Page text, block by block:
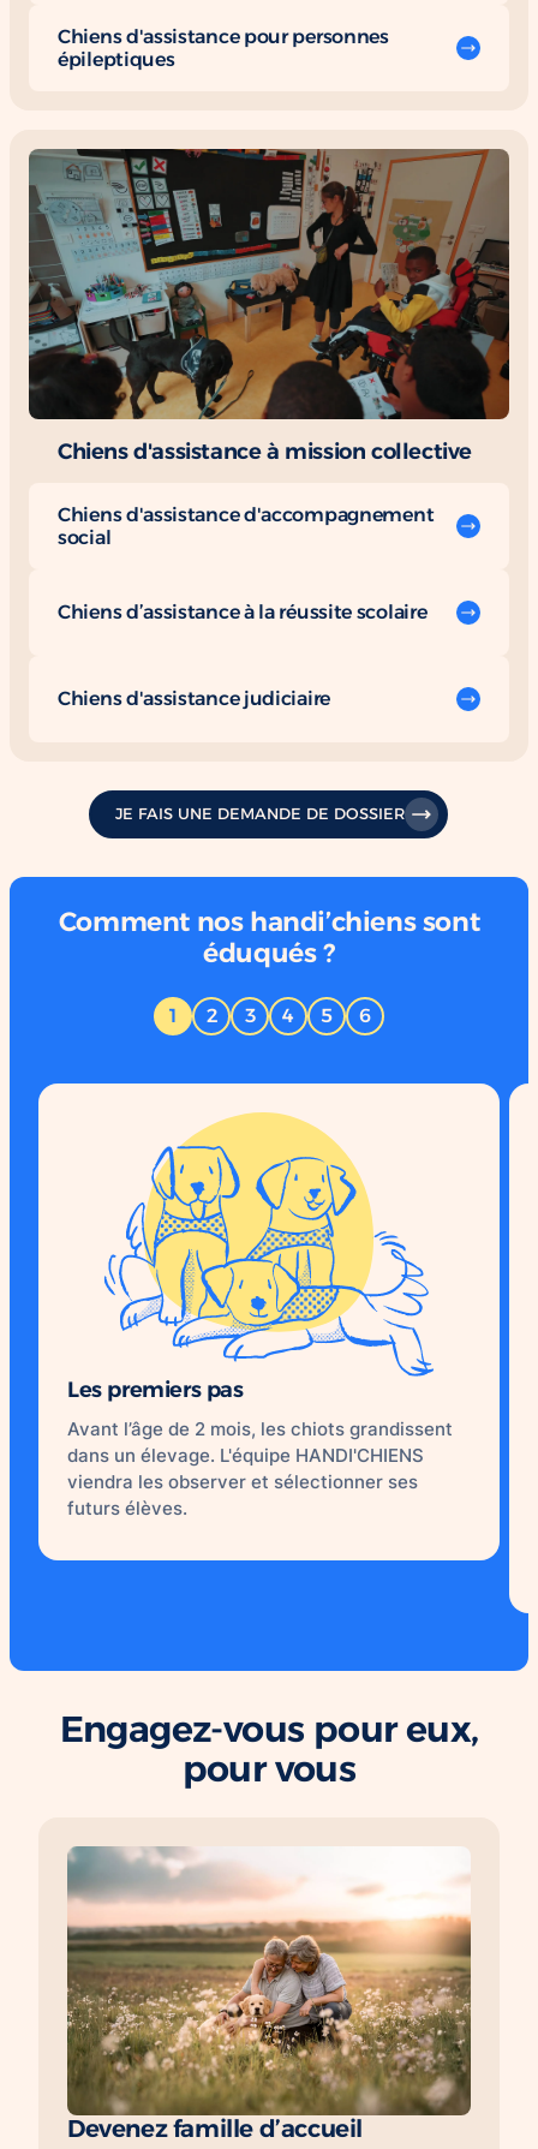
Chiens d'assistance pour personnes
épileptiques
Chiens d'assistance à mission collective
Chiens d'assistance d'accompagnement
social
Chiens d’assistance à la réussite scolaire
Chiens d'assistance judiciaire
JE FAIS UNE DEMANDE DE DOSSIER
Comment nos handi’chiens sont
éduqués ?
1 2 3 4 5 6
Les premiers pas
Avant l’âge de 2 mois, les chiots grandissent
dans un élevage. L'équipe HANDI'CHIENS
viendra les observer et sélectionner ses
futurs élèves.
Engagez-vous pour eux,
pour vous
Devenez famille d’accueil